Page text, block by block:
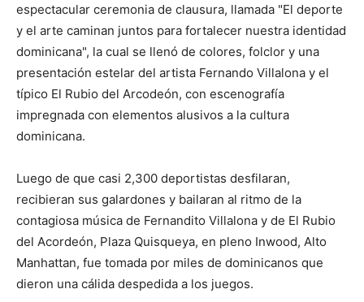
espectacular ceremonia de clausura, llamada "El deporte
y el arte caminan juntos para fortalecer nuestra identidad
dominicana", la cual se llenó de colores, folclor y una
presentación estelar del artista Fernando Villalona y el
típico El Rubio del Arcodeón, con escenografía
impregnada con elementos alusivos a la cultura
dominicana.
Luego de que casi 2,300 deportistas desfilaran,
recibieran sus galardones y bailaran al ritmo de la
contagiosa música de Fernandito Villalona y de El Rubio
del Acordeón, Plaza Quisqueya, en pleno Inwood, Alto
Manhattan, fue tomada por miles de dominicanos que
dieron una cálida despedida a los juegos.